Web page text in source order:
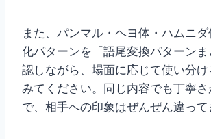
また、パンマル・ヘヨ体・ハムニ
化パターンを「語尾変換パターン
認しながら、場面に応じて使い分
みてください。同じ内容でも丁寧
で、相手への印象はぜんぜん違って